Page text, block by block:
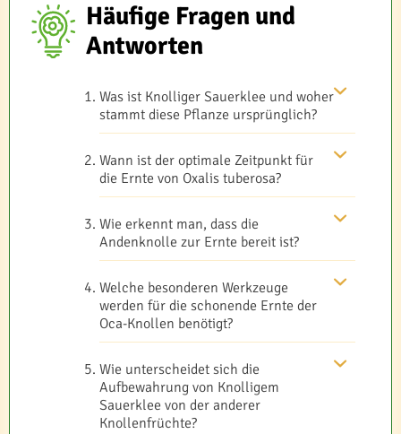
Häufige Fragen und
Antworten
Was ist Knolliger Sauerklee und woher
stammt diese Pflanze ursprünglich?
Wann ist der optimale Zeitpunkt für
die Ernte von Oxalis tuberosa?
Wie erkennt man, dass die
Andenknolle zur Ernte bereit ist?
Welche besonderen Werkzeuge
werden für die schonende Ernte der
Oca-Knollen benötigt?
Wie unterscheidet sich die
Aufbewahrung von Knolligem
Sauerklee von der anderer
Knollenfrüchte?